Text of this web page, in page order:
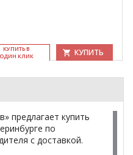
КУ­ПИТЬ В
ОДИН КЛИК
КУПИТЬ
предлагает купить
по
с доставкой.